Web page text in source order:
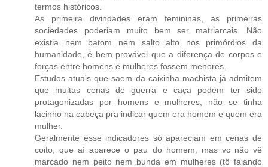
termos históricos.
As primeira divindades eram femininas, as primeiras
sociedades poderiam muito bem ser matriarcais. Não
existia nem batom nem salto alto nos primórdios da
humanidade, é bem provável que a diferença de corpos e
forças entre homens e mulheres fossem menores.
Estudos atuais que saem da caixinha machista já admitem
que muitas cenas de guerra e caça podem ter sido
protagonizadas por homens e mulheres, não se tinha
lacinho na cabeça pra indicar quem era homem e quem era
mulher.
Geralmente esse indicadores só apareciam em cenas de
coito, que aí aparece o pau do homem, mas vc não vê
marcado nem peito nem bunda em mulheres (tô falando